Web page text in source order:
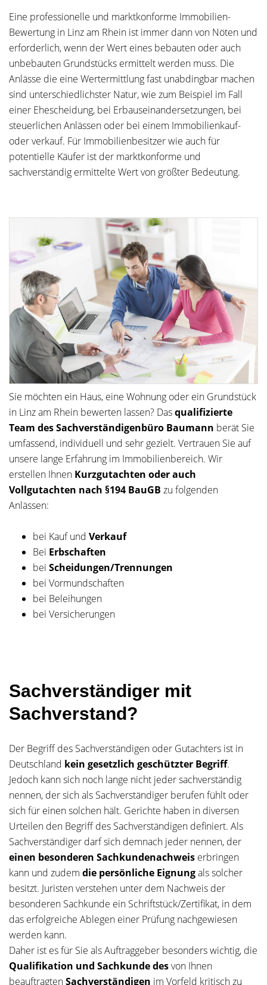
Eine professionelle und marktkonforme Immobilien-
Bewertung in Linz am Rhein ist immer dann von Nöten und
erforderlich, wenn der Wert eines bebauten oder auch
unbebauten Grundstücks ermittelt werden muss. Die
Anlässe die eine Wertermittlung fast unabdingbar machen
sind unterschiedlichster Natur, wie zum Beispiel im Fall
einer Ehescheidung, bei Erbauseinandersetzungen, bei
steuerlichen Anlässen oder bei einem Immobilienkauf-
oder verkauf. Für Immobilienbesitzer wie auch für
potentielle Käufer ist der marktkonforme und
sachverständig ermittelte Wert von größter Bedeutung.
Sie möchten ein Haus, eine Wohnung oder ein Grundstück
in Linz am Rhein bewerten lassen? Dasqualifizierte
Team des Sachverständigenbüro Baumann berät Sie
umfassend, individuell und sehr gezielt. Vertrauen Sie auf
unsere lange Erfahrung im Immobilienbereich. Wir
erstellen Ihnen Kurzgutachten oder auch
Vollgutachten nach §194 BauGB zu folgenden
Anlässen:
bei Kauf und Verkauf
Bei Erbschaften
bei Scheidungen/Trennungen
bei Vormundschaften
bei Beleihungen
bei Versicherungen
Sachverständiger mit
Sachverstand?
Der Begriff des Sachverständigen oder Gutachters ist in
Deutschland kein gesetzlich geschützter Begriff.
Jedoch kann sich noch lange nicht jeder sachverständig
nennen, der sich als Sachverständiger berufen fühlt oder
sich für einen solchen hält. Gerichte haben in diversen
Urteilen den Begriff des Sachverständigen definiert. Als
Sachverständiger darf sich demnach jeder nennen, der
einen besonderen Sachkundenachweis erbringen
kann und zudem die persönliche Eignungals solcher
besitzt. Juristen verstehen unter dem Nachweis der
besonderen Sachkunde ein Schriftstück/Zertifikat, in dem
das erfolgreiche Ablegen einer Prüfung nachgewiesen
werden kann.
Daher ist es für Sie als Auftraggeber besonders wichtig, die
Qualifikation und Sachkunde desvon Ihnen
beauftragtenSachverständigen im Vorfeld kritisch zu